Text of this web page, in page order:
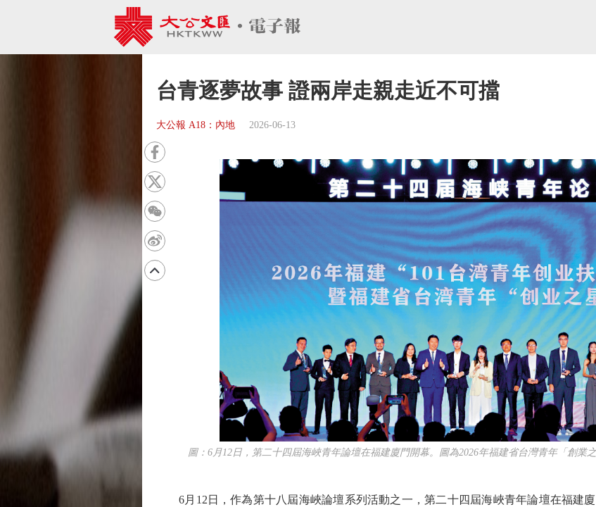
台青逐夢故事 證兩岸走親走近不可擋
大公報 A18：內地 2026-06-13
圖：6月12日，第二十四屆海峽青年論壇在福建廈門開幕。圖為2026年福建省台灣青年「創業
6月12日，作為第十八屆海峽論壇系列活動之一，第二十四屆海峽青年論壇在福建廈